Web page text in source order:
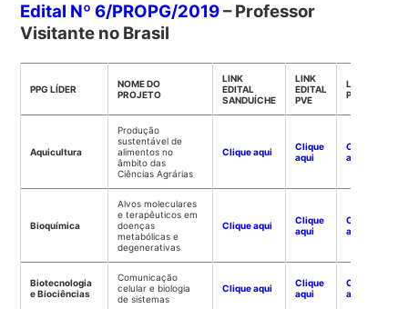
Edital Nº 6/PROPG/2019– Professor
Visitante no Brasil
PPG LÍDER
NOME DO
PROJETO
LINK
EDITAL
SANDUÍCHE
LINK
EDITAL
PVE
LINK JTEE/
PDEE
Aquicultura
Produção
sustentável de
alimentos no
âmbito das
Ciências Agrárias
Clique aqui
Clique
aqui
Clique
aqui
Bioquímica
Alvos moleculares
e terapêuticos em
doenças
metabólicas e
degenerativas
Clique aqui
Clique
aqui
Clique
aqui
Biotecnologia
e Biociências
Comunicação
celular e biologia
de sistemas
Clique aqui
Clique
aqui
Clique
aqui